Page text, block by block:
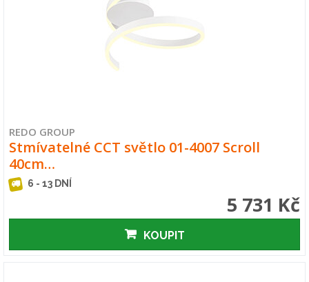
REDO GROUP
Stmívatelné CCT světlo 01-4007 Scroll
40cm…
6 - 13 DNÍ
5 731 Kč
KOUPIT